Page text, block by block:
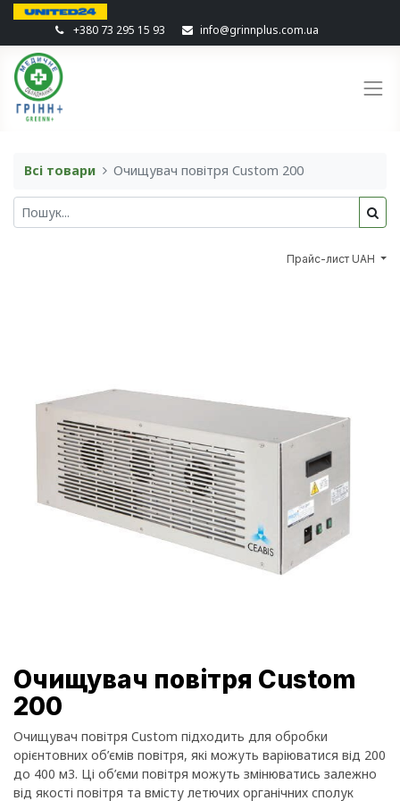
+380 73 295 15 93 info@grinnplus.com.ua
Всі товари Очищувач повітря Custom 200
Прайс-лист UAH
Очищувач повітря Custom
200
Очищувач повітря Custom підходить для обробки
орієнтовних об’ємів повітря, які можуть варіюватися від 200
до 400 м3. Ці об’єми повітря можуть змінюватись залежно
від якості повітря та вмісту летючих органічних сполук